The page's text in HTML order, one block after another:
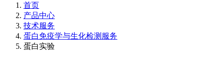
首页
产品中心
技术服务
蛋白免疫学与生化检测服务
蛋白实验